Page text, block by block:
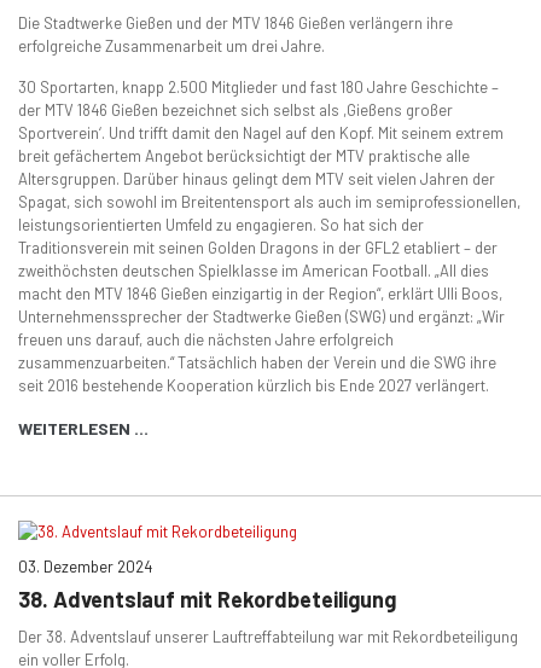
Die Stadtwerke Gießen und der MTV 1846 Gießen verlängern ihre
erfolgreiche Zusammenarbeit um drei Jahre.
30 Sportarten, knapp 2.500 Mitglieder und fast 180 Jahre Geschichte –
der MTV 1846 Gießen bezeichnet sich selbst als ,Gießens großer
Sportverein‘. Und trifft damit den Nagel auf den Kopf. Mit seinem extrem
breit gefächertem Angebot berücksichtigt der MTV praktische alle
Altersgruppen. Darüber hinaus gelingt dem MTV seit vielen Jahren der
Spagat, sich sowohl im Breitentensport als auch im semiprofessionellen,
leistungsorientierten Umfeld zu engagieren. So hat sich der
Traditionsverein mit seinen Golden Dragons in der GFL2 etabliert – der
zweithöchsten deutschen Spielklasse im American Football. „All dies
macht den MTV 1846 Gießen einzigartig in der Region“, erklärt Ulli Boos,
Unternehmenssprecher der Stadtwerke Gießen (SWG) und ergänzt: „Wir
freuen uns darauf, auch die nächsten Jahre erfolgreich
zusammenzuarbeiten.“ Tatsächlich haben der Verein und die SWG ihre
seit 2016 bestehende Kooperation kürzlich bis Ende 2027 verlängert.
WEITERLESEN …
03. Dezember 2024
38. Adventslauf mit Rekordbeteiligung
Der 38. Adventslauf unserer Lauftreffabteilung war mit Rekordbeteiligung
ein voller Erfolg.